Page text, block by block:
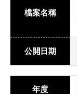
檔案名稱
公開日期
年度